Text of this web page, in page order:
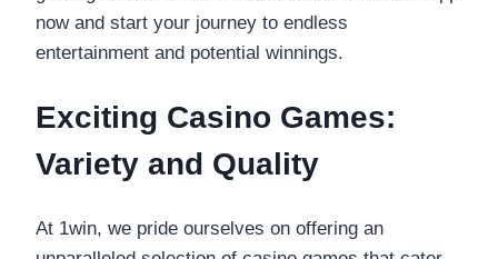
now and start your journey to endless
entertainment and potential winnings.
Exciting Casino Games:
Variety and Quality
At 1win, we pride ourselves on offering an